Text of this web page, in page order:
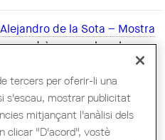
de la Sota – Mostra
es podrà veure a la sala
de Tarragona del Col·legi
Sant Llorenç, 20-22,
l’exposició iniciarà la
tercers per oferir-li una
s'escau, mostrar publicitat
mitjançant l'anàlisi dels
clicar "D'acord", vostè